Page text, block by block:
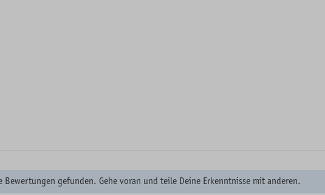
Bewertungen gefunden. Gehe voran und teile Deine Erkenntnisse mit anderen.